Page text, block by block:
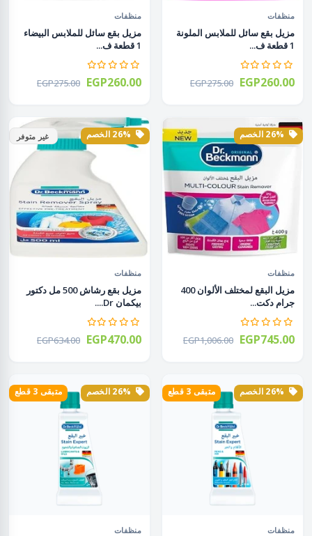
منظفات
مزيل بقع سائل للملابس الملونة
1 قطعة ف...
EGP275.00 EGP260.00
منظفات
مزيل بقع سائل للملابس البيضاء
1 قطعة ف...
EGP275.00 EGP260.00
منظفات
مزيل البقع لمختلف الألوان 400
جرام دكت...
EGP1,006.00 EGP745.00
غير متوفر
منظفات
مزيل بقع رشاش 500 مل دكتور
بيكمان Dr....
EGP634.00 EGP470.00
متبقى 3 قطع
منظفات
متبقى 3 قطع
منظفات